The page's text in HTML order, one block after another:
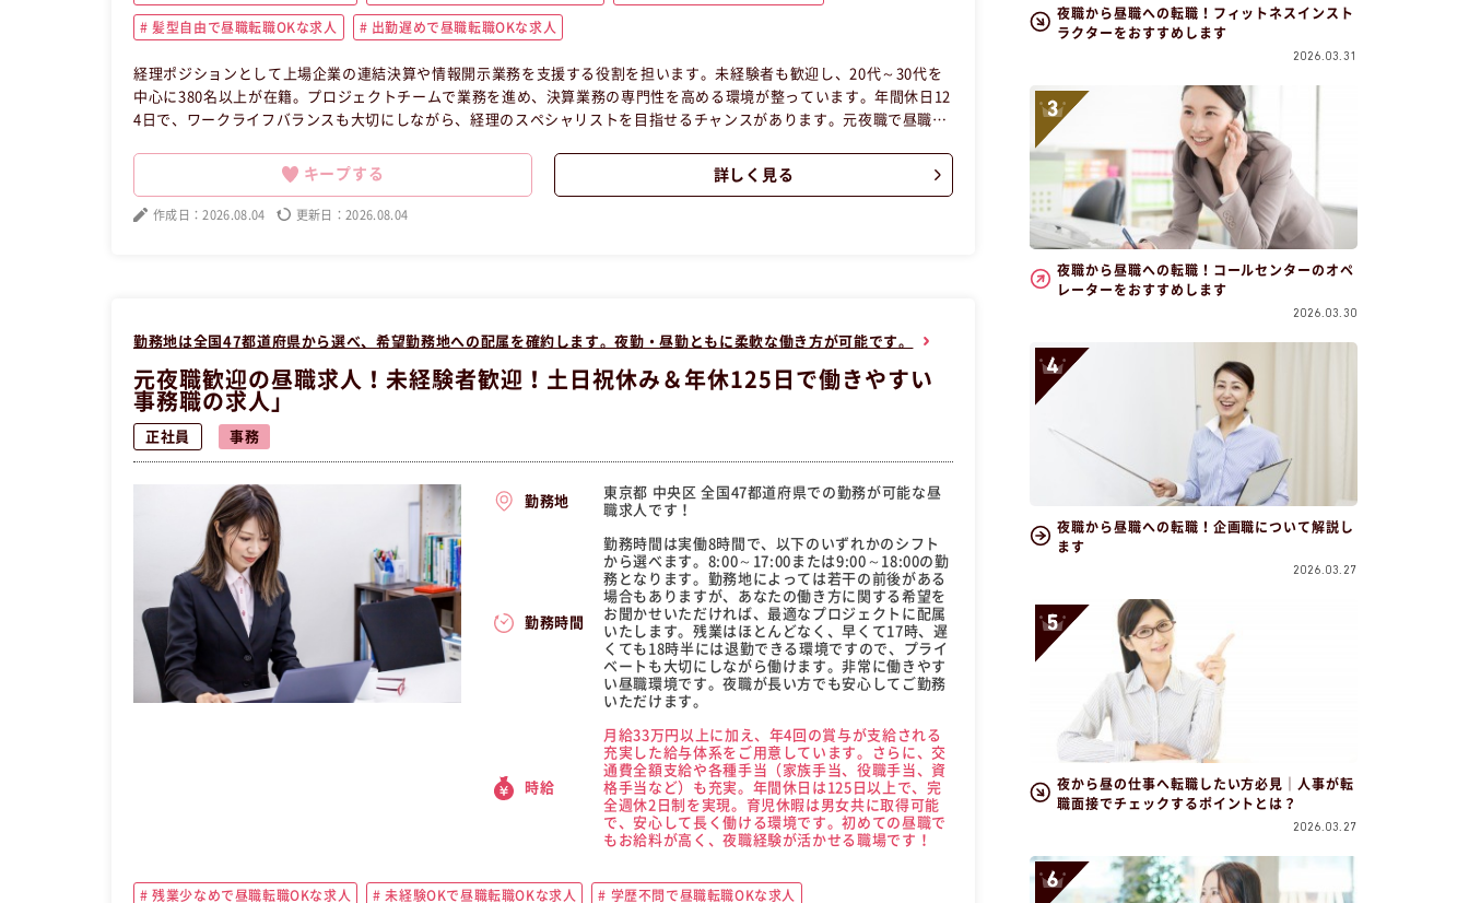
髪型自由で昼職転職OKな求人 出勤遅めで昼職転職OKな求人
経理ポジションとして上場企業の連結決算や情報開示業務を支援する役割を担います。未経験者も歓迎し、20代～30代を
中心に380名以上が在籍。プロジェクトチームで業務を進め、決算業務の専門性を高める環境が整っています。年間休日12
4日で、ワークライフバランスも大切にしながら、経理のスペシャリストを目指せるチャンスがあります。元夜職で昼職未
キープする 詳しく見る
作成日：2026.08.04 更新日：2026.08.04
勤務地は全国47都道府県から選べ、希望勤務地への配属を確約します。夜勤・昼勤ともに柔軟な働き方が可能です。
元夜職歓迎の昼職求人！未経験者歓迎！土日祝休み＆年休125日で働きやすい
事務職の求人」
正社員 事務
勤務地
東京都 中央区 全国47都道府県での勤務が可能な昼
職求人です！
勤務時間
勤務時間は実働8時間で、以下のいずれかのシフト
から選べます。8:00～17:00または9:00～18:00の勤
務となります。勤務地によっては若干の前後がある
場合もありますが、あなたの働き方に関する希望を
お聞かせいただければ、最適なプロジェクトに配属
いたします。残業はほとんどなく、早くて17時、遅
くても18時半には退勤できる環境ですので、プライ
ベートも大切にしながら働けます。非常に働きやす
い昼職環境です。夜職が長い方でも安心してご勤務
いただけます。
時給
月給33万円以上に加え、年4回の賞与が支給される
充実した給与体系をご用意しています。さらに、交
通費全額支給や各種手当（家族手当、役職手当、資
格手当など）も充実。年間休日は125日以上で、完
全週休2日制を実現。育児休暇は男女共に取得可能
で、安心して長く働ける環境です。初めての昼職で
もお給料が高く、夜職経験が活かせる職場です！
残業少なめで昼職転職OKな求人 未経験OKで昼職転職OKな求人 学歴不問で昼職転職OKな求人
夜職から昼職への転職！フィットネスインスト
ラクターをおすすめします
2026.03.31
夜職から昼職への転職！コールセンターのオペ
レーターをおすすめします
2026.03.30
夜職から昼職への転職！企画職について解説し
ます
2026.03.27
夜から昼の仕事へ転職したい方必見｜人事が転
職面接でチェックするポイントとは？
2026.03.27